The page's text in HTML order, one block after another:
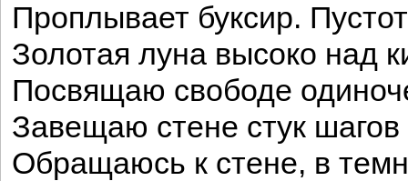
Проплывает буксир.
Золотая луна высоко над
Посвящаю свободе
Завещаю стене стук
Обращаюсь к стене, в